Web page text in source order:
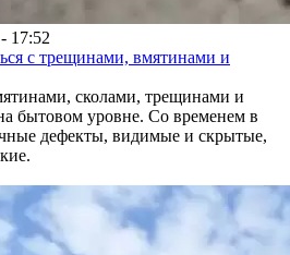
17:52
с трещинами, вмятинами и
сколами, трещинами и
бытовом уровне. Со временем в
дефекты, видимые и скрытые,